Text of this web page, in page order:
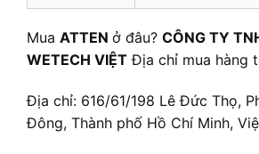
Mua ATTEN ở đâu? CÔNG TY
WETECH VIỆT Địa chỉ mua hàng
Địa chỉ: 616/61/198 Lê Đức Thọ,
Đông, Thành phố Hồ Chí Minh,